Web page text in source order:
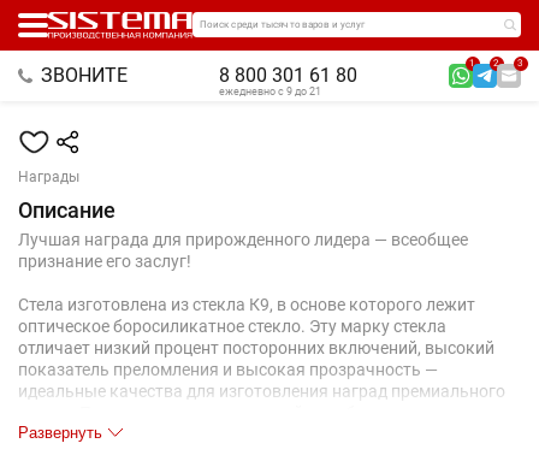
Поиск среди тысяч товаров и услуг
ЗВОНИТЕ 8 800 301 61 80
1 2 3
ежедневно с 9 до 21
Награды
Описание
Лучшая награда для прирожденного лидера — всеобщее
признание его заслуг!
Стела изготовлена из стекла К9, в основе которого лежит
оптическое боросиликатное стекло. Эту марку стекла
отличает низкий процент посторонних включений, высокий
показатель преломления и высокая прозрачность —
идеальные качества для изготовления наград премиального
шубером.
Развернуть